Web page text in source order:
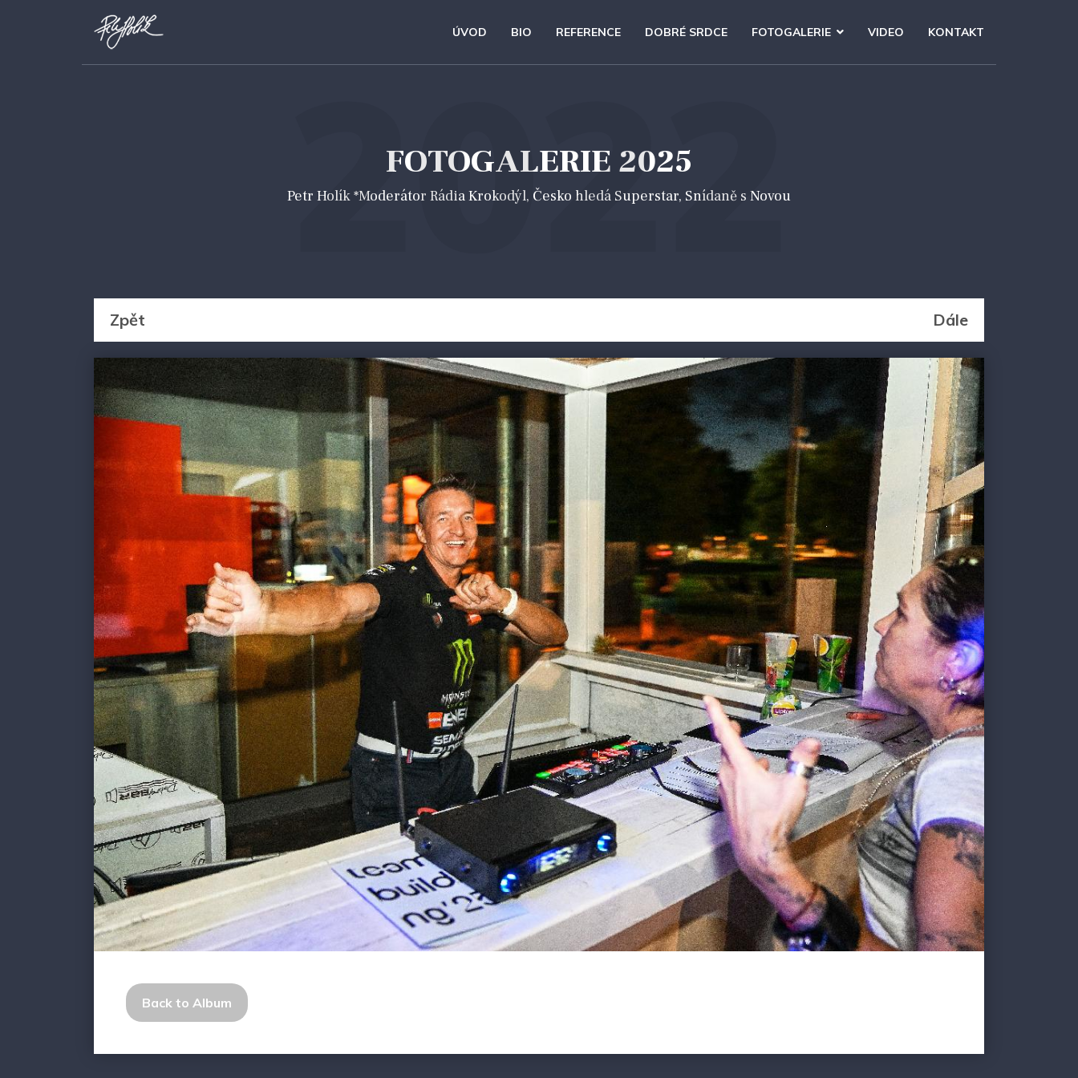
ÚVOD BIO REFERENCE DOBRÉ SRDCE FOTOGALERIE VIDEO KONTAKT
FOTOGALERIE 2025
Petr Holík *Moderátor Rádia Krokodýl, Česko hledá Superstar, Snídaně s Novou
2022
Zpět Dále
Back to Album